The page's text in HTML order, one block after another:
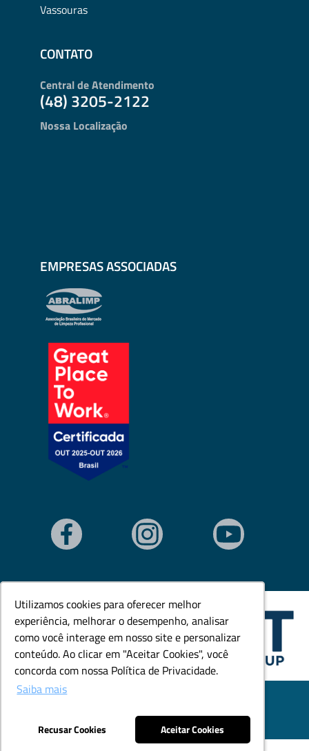
Utilizamos cookies para oferecer melhor
experiência, melhorar o desempenho, analisar
como você interage em nosso site e personalizar
conteúdo. Ao clicar em "Aceitar Cookies", você
concorda com nossa Política de Privacidade.
Saiba mais
Recusar Cookies Aceitar Cookies
Utilizamos cookies para oferecer melhor
experiência, melhorar o desempenho, analisar
como você interage em nosso site e personalizar
conteúdo. Ao clicar em "Aceitar Cookies", você
concorda com nossa Política de Privacidade.
Saiba mais
Recusar Cookies Aceitar Cookies
Vassouras
CONTATO
Central de Atendimento
(48) 3205-2122
Nossa Localização
EMPRESAS ASSOCIADAS
© Todos os direitos reservados. Goedert Ltda - CNPJ:
Desenvolvido por: Área Local